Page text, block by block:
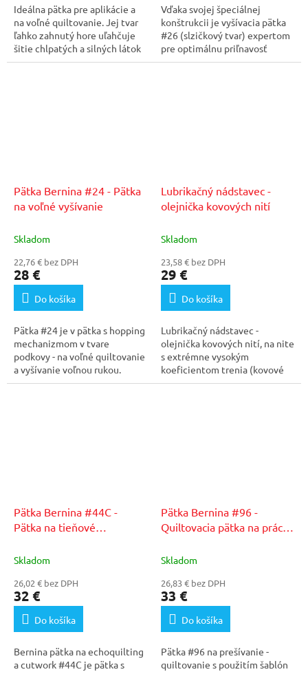
Ideálna pätka pre aplikácie a
na voľné quiltovanie. Jej tvar
ľahko zahnutý hore uľahčuje
šitie chlpatých a silných látok
a...
Vďaka svojej špeciálnej
konštrukcii je vyšívacia pätka
#26 (slzičkový tvar) expertom
pre optimálnu priľnavosť
tkaniny a...
Pätka Bernina #24 - Pätka
na voľné vyšívanie
Skladom
22,76 € bez DPH
28 €
Do košíka
Pätka #24 je v pätka s hopping
mechanizmom v tvare
podkovy - na voľné quiltovanie
a vyšívanie voľnou rukou.
Lubrikačný nádstavec -
olejnička kovových nití
Skladom
23,58 € bez DPH
29 €
Do košíka
Lubrikačný nádstavec -
olejnička kovových nití, na nite
s extrémne vysokým
koeficientom trenia (kovové
nite, málo stočené...
Pätka Bernina #44C -
Pätka na tieňové
Skladom
26,02 € bez DPH
32 €
Do košíka
Bernina pätka na echoquilting
a cutwork #44C je pätka s
Pätka Bernina #96 -
Quiltovacia pätka na prácu
Skladom
26,83 € bez DPH
33 €
Do košíka
Pätka #96 na prešívanie -
quiltovanie s použitím šablón